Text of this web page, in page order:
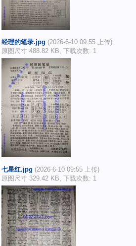
经理的笔录.jpg (2026-6-10 09:55 上传)
原图尺寸 488.82 KB, 下载次数: 1
七星红.jpg (2026-6-10 09:55 上传)
原图尺寸 329.42 KB, 下载次数: 1